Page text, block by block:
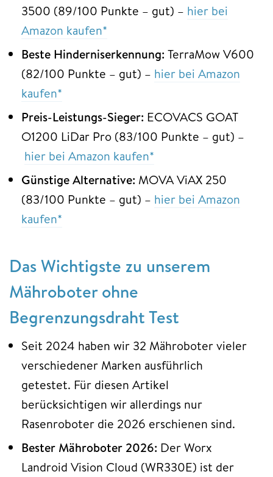
3500 (89/100 Punkte – gut) – hier bei
Amazon kaufen*
Beste Hinderniserkennung: TerraMow V600
(82/100 Punkte – gut) – hier bei Amazon
kaufen*
Preis-Leistungs-Sieger: ECOVACS GOAT
O1200 LiDar Pro (83/100 Punkte – gut) –
hier bei Amazon kaufen*
Günstige Alternative: MOVA ViAX 250
(83/100 Punkte – gut) – hier bei Amazon
kaufen*
Das Wichtigste zu unserem
Mähroboter ohne
Begrenzungsdraht Test
Seit 2024 haben wir 32 Mähroboter vieler
verschiedener Marken ausführlich
getestet. Für diesen Artikel
berücksichtigen wir allerdings nur
Rasenroboter die 2026 erschienen sind.
Bester Mähroboter 2026: Der Worx
Landroid Vision Cloud (WR330E) ist der